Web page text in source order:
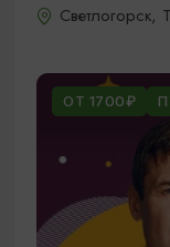
Светлогорск,
ОТ 1700₽